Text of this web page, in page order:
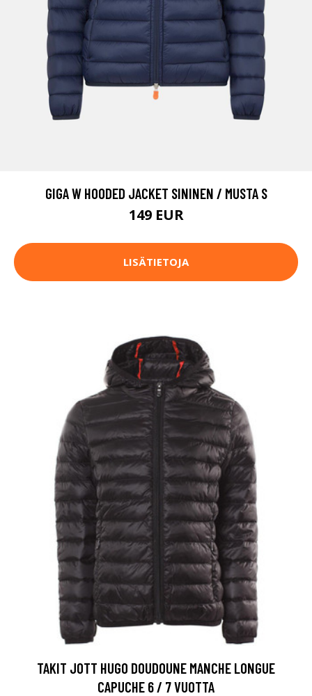
GIGA W HOODED JACKET SININEN / MUSTA S
149 EUR
LISÄTIETOJA
TAKIT JOTT HUGO DOUDOUNE MANCHE LONGUE
CAPUCHE 6 / 7 VUOTTA